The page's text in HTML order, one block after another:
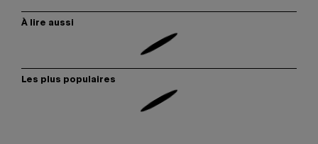
À lire aussi
Les plus populaires